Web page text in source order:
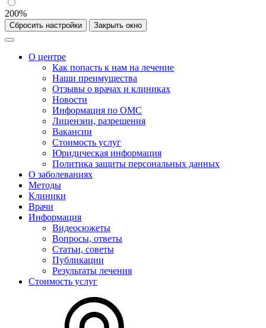
200%
Сбросить настройки Закрыть окно
О центре
Как попасть к нам на лечение
Наши преимущества
Отзывы о врачах и клиниках
Новости
Информация по ОМС
Лицензии, разрешения
Вакансии
Стоимость услуг
Юридическая информация
Политика защиты персональных данных
О заболеваниях
Методы
Клиники
Врачи
Информация
Видеосюжеты
Вопросы, ответы
Статьи, советы
Публикации
Результаты лечения
Стоимость услуг